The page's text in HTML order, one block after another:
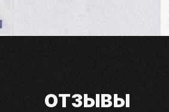
ОТЗЫВЫ